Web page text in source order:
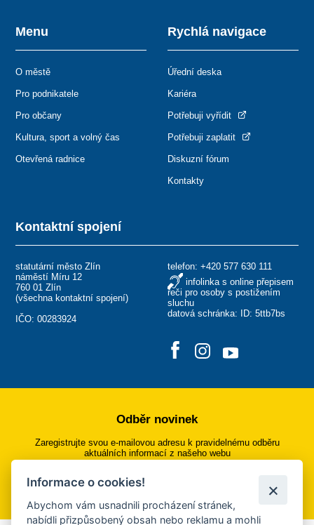
Kontaktní spojení
statutární město Zlín
náměstí Míru 12
760 01 Zlín
(všechna kontaktní spojení)
IČO: 00283924
telefon: +420 577 630 111
infolinka s online přepisem
řeči pro osoby s postižením
sluchu
datová schránka: ID: 5ttb7bs
Menu
O městě
Pro podnikatele
Pro občany
Kultura, sport a volný čas
Otevřená radnice
Rychlá navigace
Úřední deska
Kariéra
Potřebuji vyřídit
Potřebuji zaplatit
Diskuzní fórum
Kontakty
Odběr novinek
Zaregistrujte svou e-mailovou adresu k pravidelnému odběru
aktuálních informací z našeho webu
Přihlásit se k odběru
Informace o cookies!
Abychom vám usnadnili procházení stránek,
nabídli přizpůsobený obsah nebo reklamu a mohli